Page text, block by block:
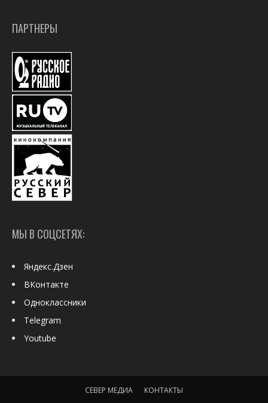
ПАРТНЕРЫ
МЫ В СОЦСЕТЯХ:
Яндекс.Дзен
ВКонтакте
Одноклассники
Telegram
Youtube
СЕВЕР МЕДИА КОНТАКТЫ